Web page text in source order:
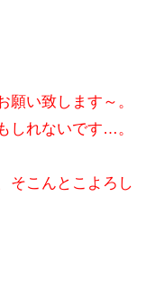
い致します～。
しれないです…。
そこんとこよろし